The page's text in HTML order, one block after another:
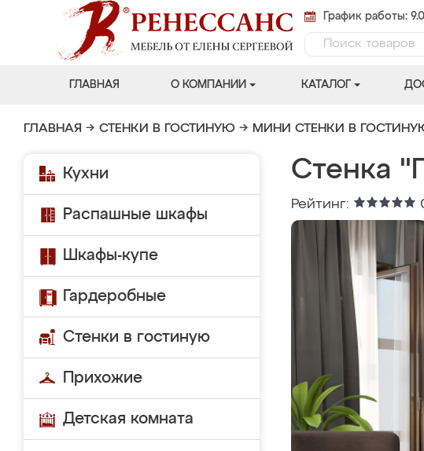
График работы:
ГЛАВНАЯ О КОМПАНИИ КАТАЛОГ
ГЛАВНАЯ → СТЕНКИ В ГОСТИНУЮ → МИНИ СТЕНКИ В
Кухни
Распашные шкафы
Шкафы-купе
Гардеробные
Стенки в гостиную
Прихожие
Детская комната
Стенка
Рейтинг: